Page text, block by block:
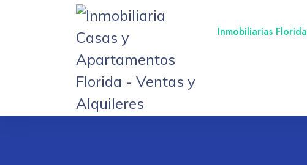
Inmobiliarias Florida